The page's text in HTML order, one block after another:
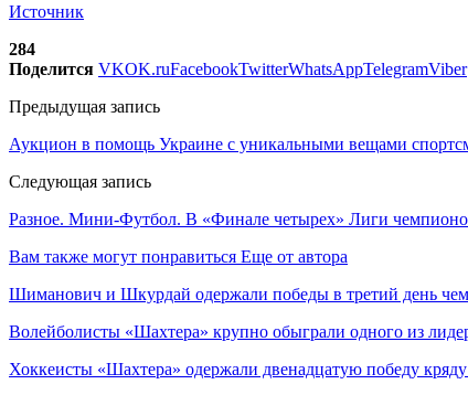
Источник
284
Поделится VKOK.ruFacebookTwitterWhatsAppTelegramViber
Предыдущая запись
Аукцион в помощь Украине с уникальными вещами
Следующая запись
Разное. Мини-Футбол. В «Финале четырех» Лиги
Вам также могут понравиться Еще от автора
Шиманович и Шкурдай одержали победы в третий день
Волейболисты «Шахтера» крупно обыграли одного из
Хоккеисты «Шахтера» одержали двенадцатую победу кряду